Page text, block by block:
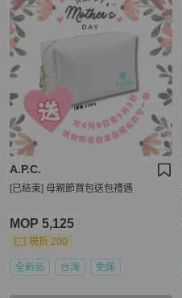
A.P.C.
[已結束] 母親節買包送包禮遇
MOP 5,125
現折 200
全新品 台灣 免運